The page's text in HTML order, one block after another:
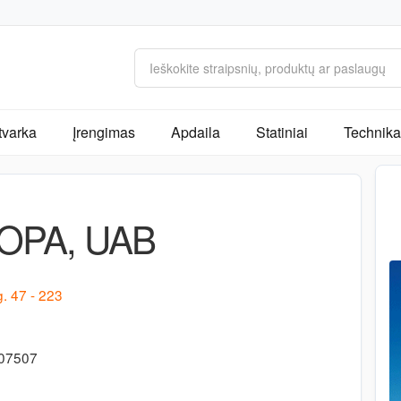
Įrengimas Apdaila Statiniai
UAB
47 - 223